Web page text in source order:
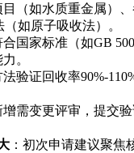
目（如水质重金属）
如原子吸收法）。
国家标准（如GB
。
法验证回收率90%-
增需变更评审，提交验
：初次申请建议聚焦